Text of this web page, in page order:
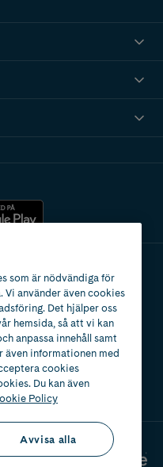
som är nödvändiga för
Vi använder även cookies
Det hjälper oss
hemsida, så att vi kan
anpassa innehåll samt
även informationen med
cookies
Du kan även
Policy
Avvisa alla